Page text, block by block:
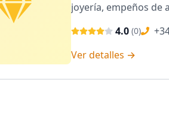
joyería, empeños de
4.0 (0)
Ver detalles →